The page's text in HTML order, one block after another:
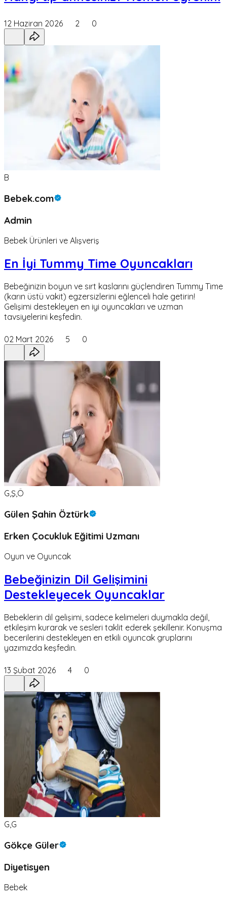
12 Haziran 2026 2 0
B
Bebek.com
Admin
Bebek Ürünleri ve Alışveriş
En İyi Tummy Time Oyuncakları
Bebeğinizin boyun ve sırt kaslarını güçlendiren Tummy Time
(karın üstü vakit) egzersizlerini eğlenceli hale getirin!
Gelişimi destekleyen en iyi oyuncakları ve uzman
tavsiyelerini keşfedin.
02 Mart 2026 5 0
G,Ş,Ö
Gülen Şahin Öztürk
Erken Çocukluk Eğitimi Uzmanı
Oyun ve Oyuncak
Bebeğinizin Dil Gelişimini
Destekleyecek Oyuncaklar
Bebeklerin dil gelişimi, sadece kelimeleri duymakla değil,
etkileşim kurarak ve sesleri taklit ederek şekillenir. Konuşma
becerilerini destekleyen en etkili oyuncak gruplarını
yazımızda keşfedin.
13 Şubat 2026 4 0
G,G
Gökçe Güler
Diyetisyen
Bebek